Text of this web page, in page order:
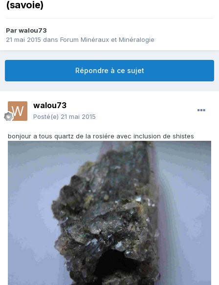
(savoie)
Parwalou73
21 mai 2015 dans Forum Minéraux et Minéralogie
Répondre à ce sujet
walou73
Posté(e) 21 mai 2015
bonjour a tous quartz de la rosiére avec inclusion de shistes